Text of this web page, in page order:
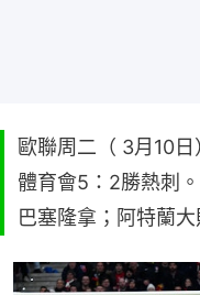
歐聯周二（ 3月10
體育會5：2勝熱刺
巴塞隆拿；阿特蘭